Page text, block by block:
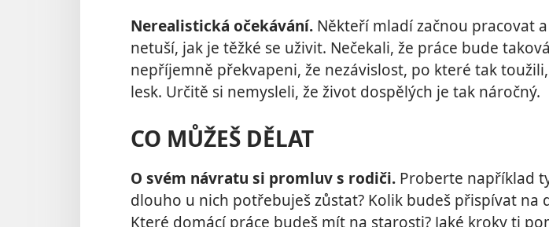
Nerealistická očekávání. Někteří mladí začnou pracovat
netuší, jak je těžké se uživit. Nečekali, že práce bude
nepříjemně překvapeni, že nezávislost, po které tak
lesk. Určitě si nemysleli, že život dospělých je tak náročný.
CO MŮŽEŠ DĚLAT
O svém návratu si promluv s rodiči. Proberte například
dlouho u nich potřebuješ zůstat? Kolik budeš přispívat na
Které domácí práce budeš mít na starosti? Jaké kroky ti